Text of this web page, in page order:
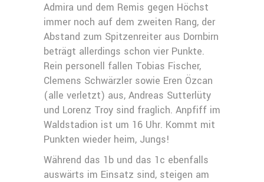
Admira und dem Remis gegen Höchst
immer noch auf dem zweiten Rang, der
Abstand zum Spitzenreiter aus Dornbirn
beträgt allerdings schon vier Punkte.
Rein personell fallen Tobias Fischer,
Clemens Schwärzler sowie Eren Özcan
(alle verletzt) aus, Andreas Sutterlüty
und Lorenz Troy sind fraglich. Anpfiff im
Waldstadion ist um 16 Uhr. Kommt mit
Punkten wieder heim, Jungs!
Während das 1b und das 1c ebenfalls
auswärts im Einsatz sind, steigen am